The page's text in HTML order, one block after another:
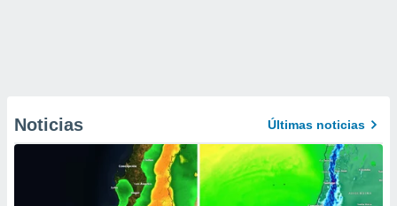
Noticias Últimas noticias